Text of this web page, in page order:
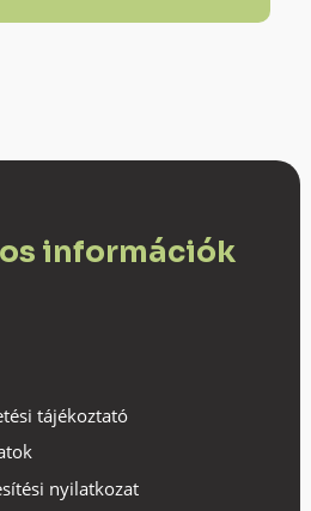
információk
tájékoztató
nyilatkozat